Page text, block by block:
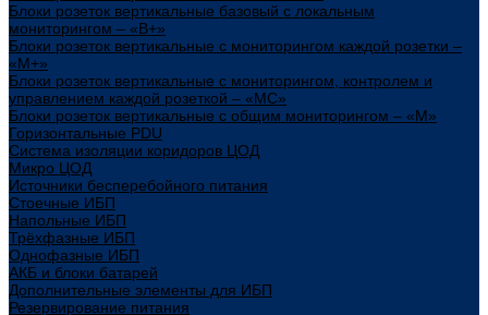
Блоки розеток вертикальные базовый с локальным
мониторингом – «В+»
Блоки розеток вертикальные с мониторингом каждой розетки –
«М+»
Блоки розеток вертикальные с мониторингом, контролем и
управлением каждой розеткой – «МС»
Блоки розеток вертикальные с общим мониторингом – «М»
Горизонтальные PDU
Система изоляции коридоров ЦОД
Микро ЦОД
Источники бесперебойного питания
Стоечные ИБП
Напольные ИБП
Трёхфазные ИБП
Однофазные ИБП
АКБ и блоки батарей
Дополнительные элементы для ИБП
Резервирование питания